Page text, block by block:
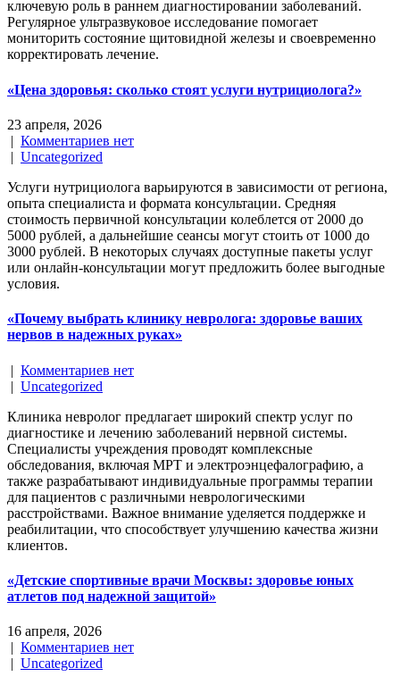
ключевую роль в раннем диагностировании заболеваний.
Регулярное ультразвуковое исследование помогает
мониторить состояние щитовидной железы и своевременно
корректировать лечение.
«Цена здоровья: сколько стоят услуги нутрициолога?»
23 апреля, 2026
| Комментариев нет
| Uncategorized
Услуги нутрициолога варьируются в зависимости от региона,
опыта специалиста и формата консультации. Средняя
стоимость первичной консультации колеблется от 2000 до
5000 рублей, а дальнейшие сеансы могут стоить от 1000 до
3000 рублей. В некоторых случаях доступные пакеты услуг
или онлайн-консультации могут предложить более выгодные
условия.
«Почему выбрать клинику невролога: здоровье ваших
нервов в надежных руках»
| Комментариев нет
| Uncategorized
Клиника невролог предлагает широкий спектр услуг по
диагностике и лечению заболеваний нервной системы.
Специалисты учреждения проводят комплексные
обследования, включая МРТ и электроэнцефалографию, а
также разрабатывают индивидуальные программы терапии
для пациентов с различными неврологическими
расстройствами. Важное внимание уделяется поддержке и
реабилитации, что способствует улучшению качества жизни
клиентов.
«Детские спортивные врачи Москвы: здоровье юных
атлетов под надежной защитой»
16 апреля, 2026
| Комментариев нет
| Uncategorized